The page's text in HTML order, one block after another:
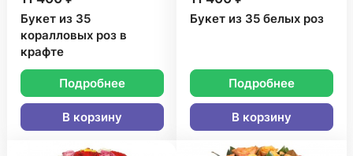
Букет из 35
коралловых роз в
крафте
Подробнее
В корзину
Букет из 35 белых роз
Подробнее
В корзину